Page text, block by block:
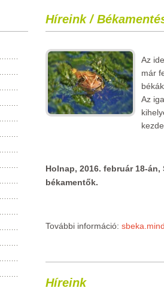
Híreink /
Az
már
Az
Holnap, 2016. február 18-
békamentők.
További információ:
Híreink